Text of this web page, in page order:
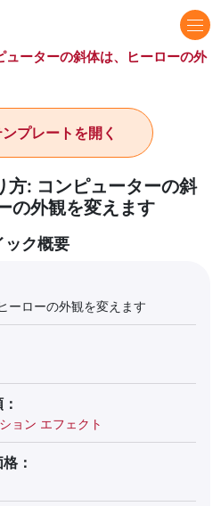
ューターの斜体は、ヒーローの外
方: コンピューターの斜
の外観を変えます
プレートを開く
ック概要
ーローの外観を変えます
ョン エフェクト
：